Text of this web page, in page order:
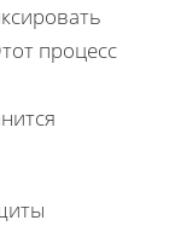
процесс